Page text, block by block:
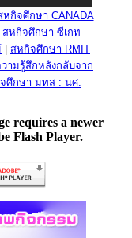
หกิจศึกษา CANADA
สหกิจศึกษา ซีเกท
สหกิจศึกษา RMIT
ามรู้สึกหลังกลับจาก
ศึกษา มทส : นศ.
requires a newer
Flash Player.